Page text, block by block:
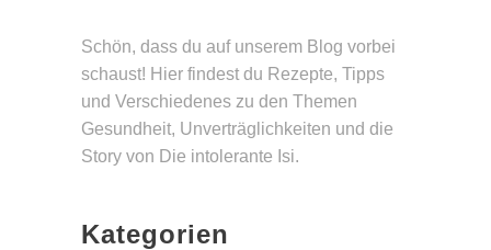
Schön, dass du auf unserem Blog vorbei
schaust! Hier findest du Rezepte, Tipps
und Verschie­denes zu den Themen
Gesund­heit, Unverträg­lichkeiten und die
Story von Die intolerante Isi.
Kategorien